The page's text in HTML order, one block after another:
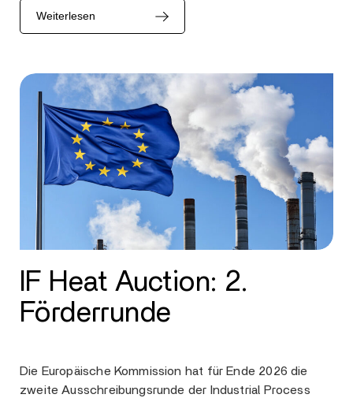
Weiterlesen
IF Heat Auction: 2.
Förderrunde
Die Europäische Kommission hat für Ende 2026 die
zweite Ausschreibungsrunde der Industrial Process